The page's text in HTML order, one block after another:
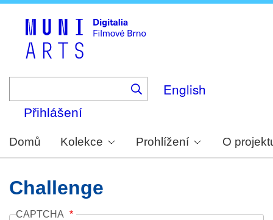
English
Přihlášení
Domů Kolekce Prohlížení O
Challenge
CAPTCHA